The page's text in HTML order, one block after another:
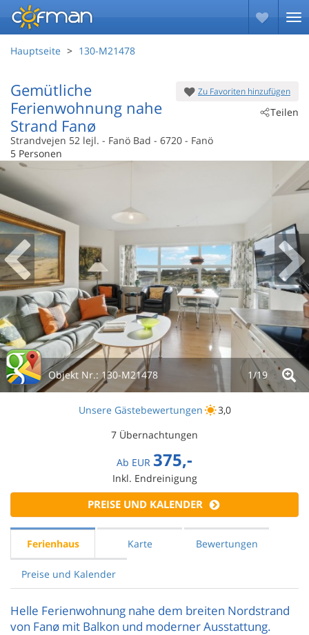
Hauptseite 130-M21478
Zu Favoriten hinzufügen
Teilen
Gemütliche
Ferienwohnung nahe
Strand Fanø
Strandvejen 52 lejl. - Fanö Bad - 6720 - Fanö
5 Personen
Objekt Nr.: 130-M21478 1/19
Unsere Gästebewertungen
3,0
7 Übernachtungen
Ab EUR 375,-
Inkl. Endreinigung
PREISE UND KALENDER
Ferienhaus Karte Bewertungen
Preise und Kalender
Helle Ferienwohnung nahe dem breiten Nordstrand
von Fanø mit Balkon und moderner Ausstattung.